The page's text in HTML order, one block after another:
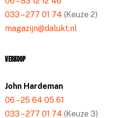
033 – 277 01 74 (Keuze 2)
magazijn@dalukt.nl
Verkoop
John Hardeman
06 – 25 64 05 61
033 – 277 01 74 (Keuze 3)